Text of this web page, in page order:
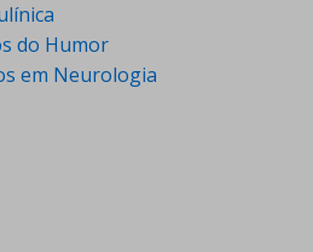
do Humor
em Neurologia